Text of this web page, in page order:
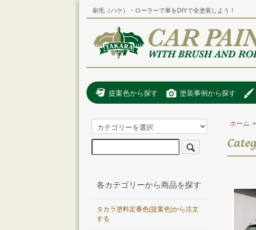
刷毛（ハケ）・ローラーで車をDIYで全塗装しよう！
提案色から探す 塗装事例から探す
ホーム >
各カテゴリーから商品を探す
タカラ塗料定番色(提案色)から注文
する